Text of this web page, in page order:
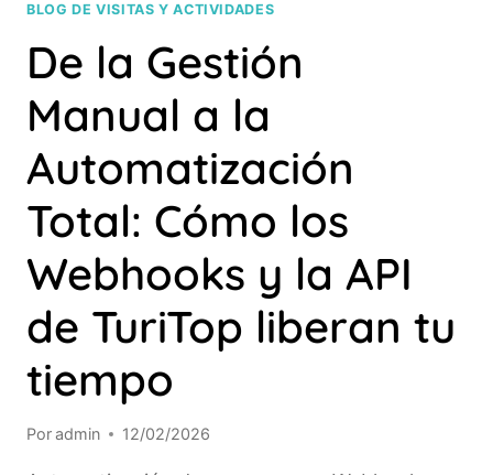
BLOG DE VISITAS Y ACTIVIDADES
De la Gestión
Manual a la
Automatización
Total: Cómo los
Webhooks y la API
de TuriTop liberan tu
tiempo
Poradmin 12/02/2026